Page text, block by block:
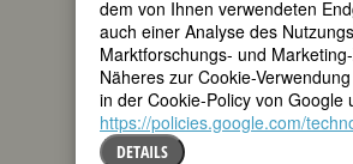
Ehename]; Maria Stuckebro(c)k
[Deckname])
geboren am 9. Februar 1902 in
Adelsheim/Baden
gestorben am 24. März 1999 in
Bebenhausen bei Tübingen
dem von Ihnen verwendeten
auch einer Analyse des
Marktforschungs- und
Näheres zur Cookie-
in der Cookie-Policy von Google
https://policies.google.com/
DETAILS